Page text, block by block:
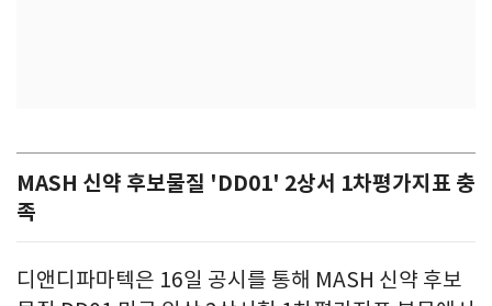
MASH 신약 후보물질 'DD01' 2상서 1차평가지표 충
족
디앤디파마텍은 16일 공시를 통해 MASH 신약 후보